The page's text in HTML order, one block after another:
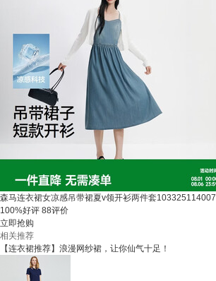
森马连衣裙女凉感吊带裙夏v领开衫两件套103325114007
100%好评 88评价
立即抢购
相关推荐
【连衣裙推荐】浪漫网纱裙，让你仙气十足！